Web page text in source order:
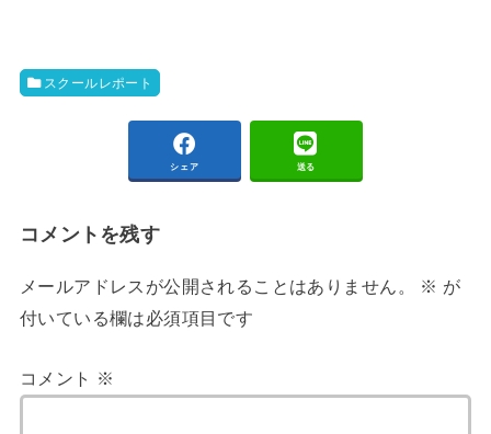
スクールレポート
シェア 送る
コメントを残す
メールアドレスが公開されることはありません。 ※ が
付いている欄は必須項目です
コメント ※